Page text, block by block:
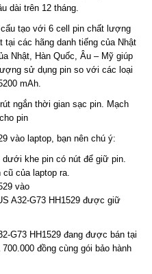
dài trên 12 tháng.
tạo với 6 cell pin chất lượng
các hãng danh tiếng của Nhật
Nhật, Hàn Quốc, Âu – Mỹ giúp
sử dụng pin so với các loại
mAh.
ngắn thời gian sạc pin. Mạch
pin
vào laptop, bạn nên chú ý:
dưới khe pin có nút để giữ pin.
của laptop ra.
vào
A32-G73 HH1529 được giữ
G73 HH1529 đang được bán tại
đồng cùng gói bảo hành